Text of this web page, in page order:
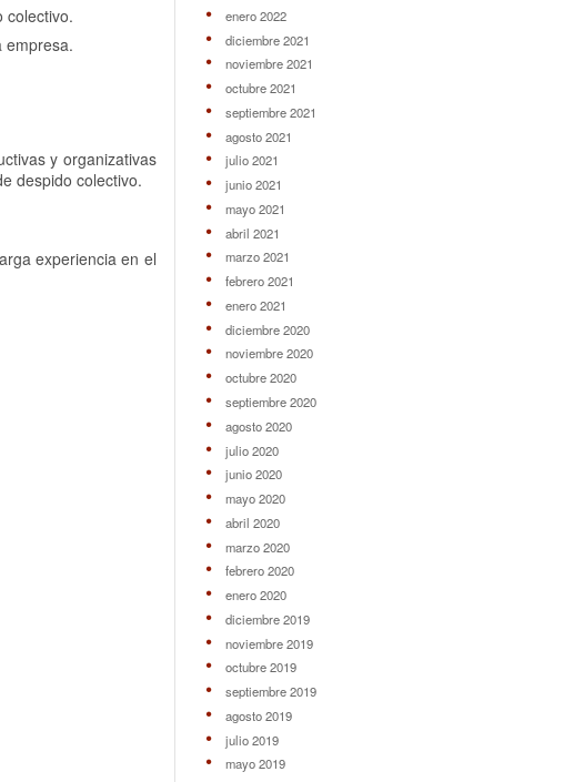
colectivo.
empresa.
y organizativas
despido colectivo.
experiencia en el
enero 2022
diciembre 2021
noviembre 2021
octubre 2021
septiembre 2021
agosto 2021
julio 2021
junio 2021
mayo 2021
abril 2021
marzo 2021
febrero 2021
enero 2021
diciembre 2020
noviembre 2020
octubre 2020
septiembre 2020
agosto 2020
julio 2020
junio 2020
mayo 2020
abril 2020
marzo 2020
febrero 2020
enero 2020
diciembre 2019
noviembre 2019
octubre 2019
septiembre 2019
agosto 2019
julio 2019
mayo 2019